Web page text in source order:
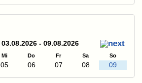
03.08.2026 - 09.08.2026
Mi Do Fr Sa So
05 06 07 08 09